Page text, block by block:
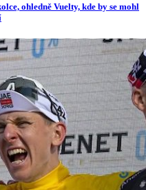
ohledně Vuelty, kde by se mohl